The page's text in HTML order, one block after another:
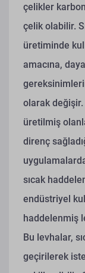
çelikler
çelik olabilir.
üretiminde
amacına,
olarak
üretilmiş
direnç
sıcak
endüstriyel
haddelenmiş
Bu levhalar,
geçirilerek